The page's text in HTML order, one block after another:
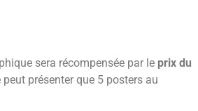
sera récompensée par le prix du
présenter que 5 posters au